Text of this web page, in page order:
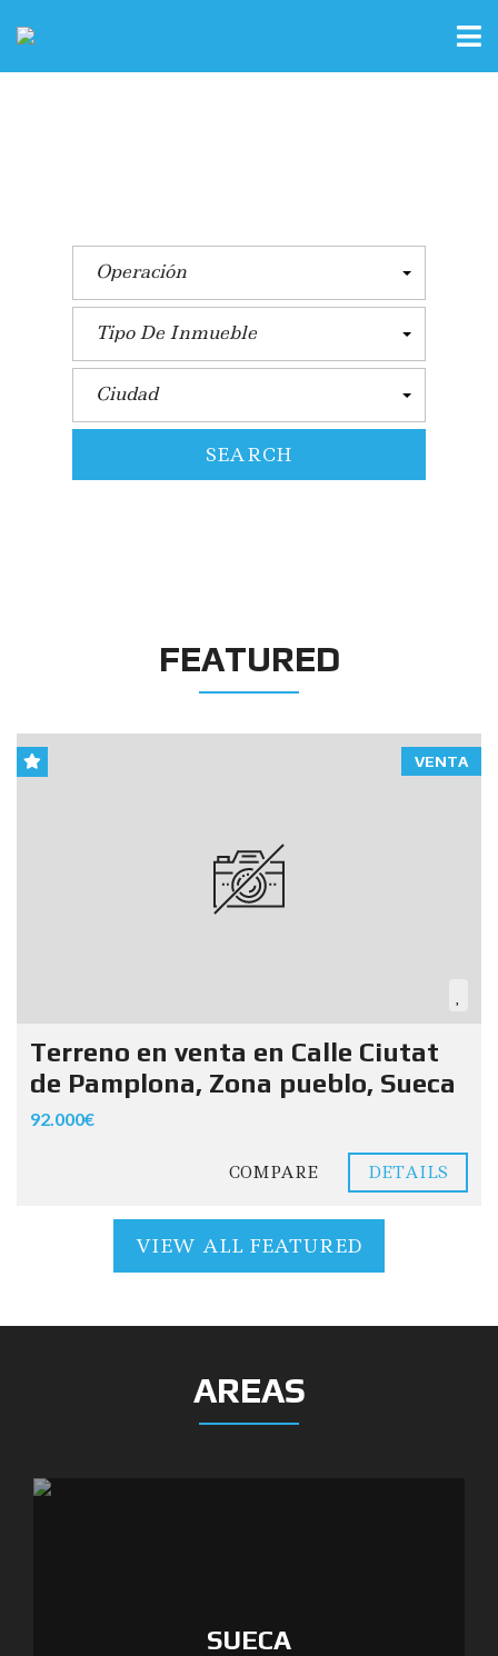
Operación
Tipo De Inmueble
Ciudad
SEARCH
FEATURED
VENTA
Terreno en venta en Calle Ciutat
de Pamplona, Zona pueblo, Sueca
92.000€
COMPARE DETAILS
VIEW ALL FEATURED
AREAS
SUECA